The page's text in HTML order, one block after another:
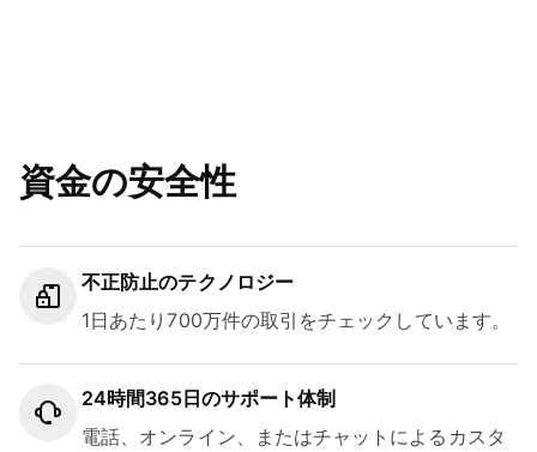
資金の安全性
不正防止のテクノロジー
1日あたり700万件の取引をチェックしています。
24時間365日のサポート体制
電話、オンライン、またはチャットによるカスタ